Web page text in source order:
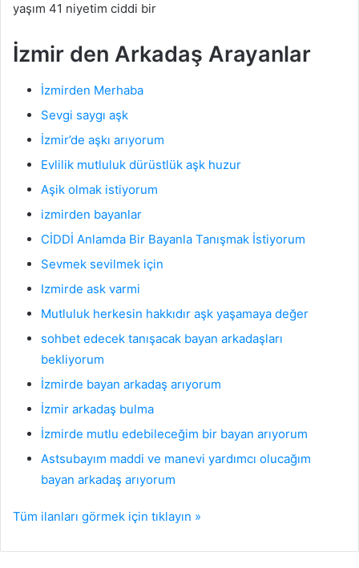
yaşım 41 niyetim ciddi bir
İzmir den Arkadaş Arayanlar
İzmirden Merhaba
Sevgi saygı aşk
İzmir’de aşkı arıyorum
Evlilik mutluluk dürüstlük aşk huzur
Aşik olmak istiyorum
izmirden bayanlar
CİDDİ Anlamda Bir Bayanla Tanışmak İstiyorum
Sevmek sevilmek için
Izmirde ask varmi
Mutluluk herkesin hakkıdır aşk yaşamaya değer
sohbet edecek tanışacak bayan arkadaşları
bekliyorum
İzmirde bayan arkadaş arıyorum
İzmir arkadaş bulma
İzmirde mutlu edebileceğim bir bayan arıyorum
Astsubayım maddi ve manevi yardımcı olucağım
bayan arkadaş arıyorum
Tüm ilanları görmek için tıklayın »
İzmir Arkadaşlık
16
Mart